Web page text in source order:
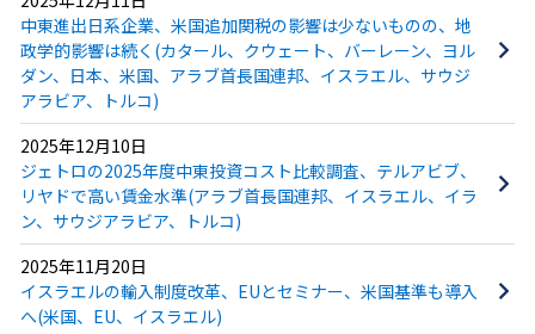
中東進出日系企業、米国追加関税の影響は少ないものの、地
政学的影響は続く(カタール、クウェート、バーレーン、ヨル
ダン、日本、米国、アラブ首長国連邦、イスラエル、サウジ
アラビア、トルコ)
2025年12月10日
ジェトロの2025年度中東投資コスト比較調査、テルアビブ、
リヤドで高い賃金水準(アラブ首長国連邦、イスラエル、イラ
ン、サウジアラビア、トルコ)
2025年11月20日
イスラエルの輸入制度改革、EUとセミナー、米国基準も導入
へ(米国、EU、イスラエル)